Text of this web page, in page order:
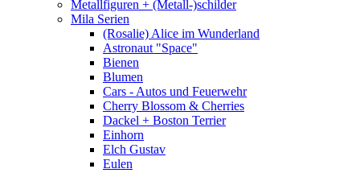
Metallfiguren + (Metall-)schilder
Mila Serien
(Rosalie) Alice im Wunderland
Astronaut "Space"
Bienen
Blumen
Cars - Autos und Feuerwehr
Cherry Blossom & Cherries
Dackel + Boston Terrier
Einhorn
Elch Gustav
Eulen